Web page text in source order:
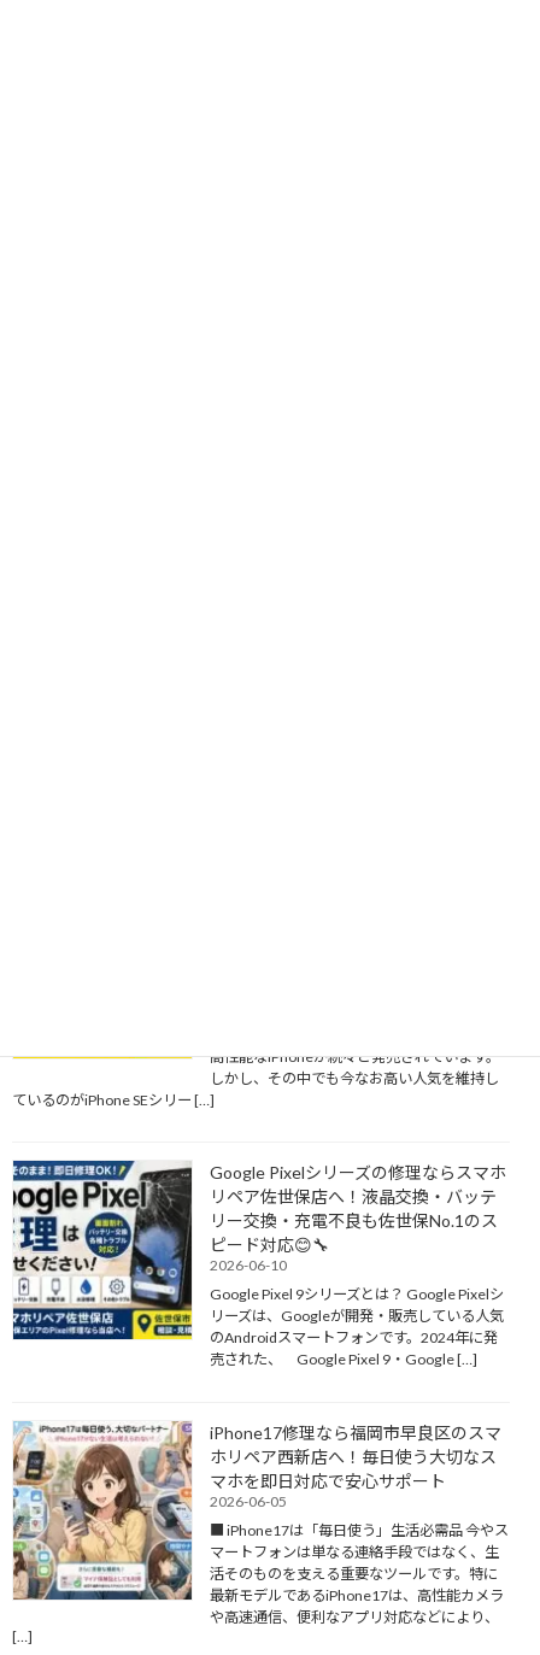
高性能なiPhoneが続々と発売されています。
しかし、その中でも今なお高い人気を維持し
ているのがiPhone SEシリー […]
Google Pixelシリーズの修理ならスマホ
リペア佐世保店へ！液晶交換・バッテ
リー交換・充電不良も佐世保No.1のス
ピード対応😊🔧
2026-06-10
Google Pixel 9シリーズとは？ Google Pixelシ
リーズは、Googleが開発・販売している人気
のAndroidスマートフォンです。2024年に発
売された、 Google Pixel 9・Google […]
iPhone17修理なら福岡市早良区のスマ
ホリペア西新店へ！毎日使う大切なス
マホを即日対応で安心サポート
2026-06-05
■ iPhone17は「毎日使う」生活必需品 今やス
マートフォンは単なる連絡手段ではなく、生
活そのものを支える重要なツールです。特に
最新モデルであるiPhone17は、高性能カメラ
や高速通信、便利なアプリ対応などにより、
[…]